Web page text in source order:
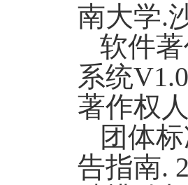
南大学.
软件
系统
著作权
团体
告指南.